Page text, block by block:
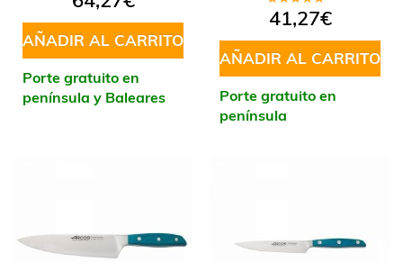
en5.00de
5
AÑADIR AL CARRITO
Porte gratuito en
península y Baleares
Valorado
en5.00de
5
41,27€
AÑADIR AL CARRITO
Porte gratuito en
península